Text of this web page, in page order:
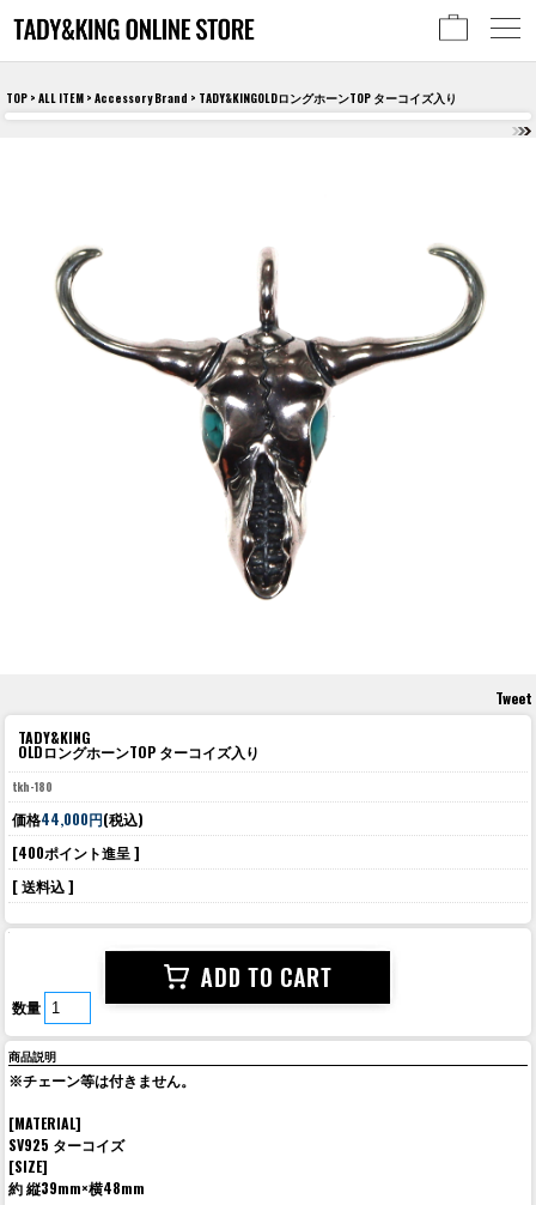
TOP > ALL ITEM > Accessory Brand > TADY&KINGOLDロングホーンTOP ターコイズ入り
Tweet
TADY&KING
OLDロングホーンTOP ターコイズ入り
tkh-180
価格44,000円(税込)
[400ポイント進呈 ]
[ 送料込 ]
数量
商品説明
※チェーン等は付きません。
[MATERIAL]
SV925 ターコイズ
[SIZE]
約 縦39mm×横48mm